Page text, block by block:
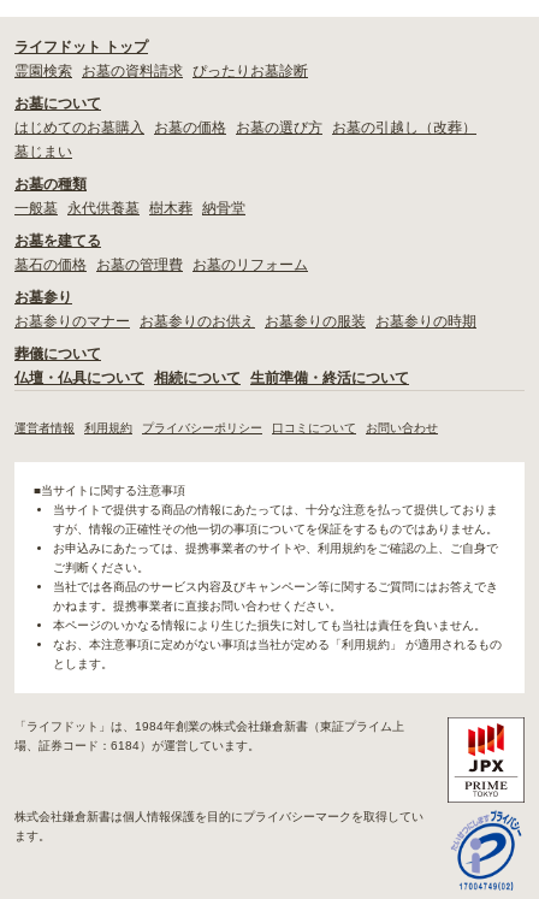
ライフドット トップ
霊園検索
お墓の資料請求 ぴったりお墓診断
お墓について
はじめてのお墓購入
お墓の価格 お墓の選び方
お墓の引越し（改葬）
墓じまい
お墓の種類
一般墓
永代供養墓 樹木葬 納骨堂
お墓を建てる
墓石の価格
お墓の管理費
お墓のリフォーム
お墓参り
お墓参りのマナー
お墓参りのお供え お墓参りの服装
お墓参りの時期
葬儀について
仏壇・仏具について
相続について 生前準備・終活について
運営者情報 利用規約 プライバシーポリシー 口コミについて お問い合わせ
■当サイトに関する注意事項
当サイトで提供する商品の情報にあたっては、十分な注意を払って提供しておりま
すが、情報の正確性その他一切の事項についてを保証をするものではありません。
お申込みにあたっては、提携事業者のサイトや、利用規約をご確認の上、ご自身で
ご判断ください。
当社では各商品のサービス内容及びキャンペーン等に関するご質問にはお答えでき
かねます。提携事業者に直接お問い合わせください。
本ページのいかなる情報により生じた損失に対しても当社は責任を負いません。
なお、本注意事項に定めがない事項は当社が定める「利用規約」 が適用されるもの
とします。
「ライフドット」は、1984年創業の株式会社鎌倉新書（東証プライム上
場、証券コード：6184）が運営しています。
株式会社鎌倉新書は個人情報保護を目的にプライバシーマークを取得してい
ます。